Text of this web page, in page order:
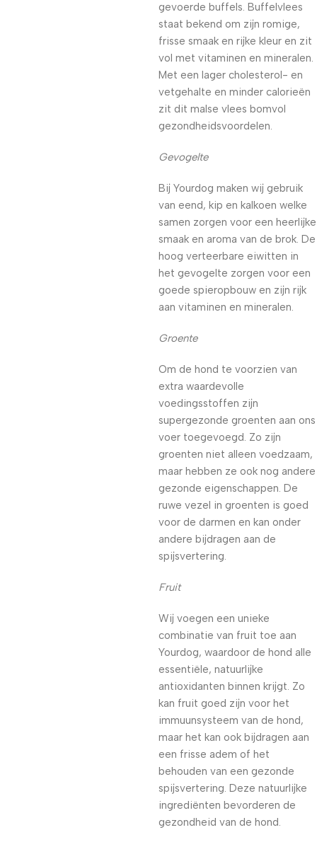
gevoerde buffels. Buffelvlees
staat bekend om zijn romige,
frisse smaak en rijke kleur en zit
vol met vitaminen en mineralen.
Met een lager cholesterol- en
vetgehalte en minder calorieën
zit dit malse vlees bomvol
gezondheidsvoordelen.
Gevogelte
Bij Yourdog maken wij gebruik
van eend, kip en kalkoen welke
samen zorgen voor een heerlijke
smaak en aroma van de brok. De
hoog verteerbare eiwitten in
het gevogelte zorgen voor een
goede spieropbouw en zijn rijk
aan vitaminen en mineralen.
Groente
Om de hond te voorzien van
extra waardevolle
voedingsstoffen zijn
supergezonde groenten aan ons
voer toegevoegd. Zo zijn
groenten niet alleen voedzaam,
maar hebben ze ook nog andere
gezonde eigenschappen. De
ruwe vezel in groenten is goed
voor de darmen en kan onder
andere bijdragen aan de
spijsvertering.
Fruit
Wij voegen een unieke
combinatie van fruit toe aan
Yourdog, waardoor de hond alle
essentiële, natuurlijke
antioxidanten binnen krijgt. Zo
kan fruit goed zijn voor het
immuunsysteem van de hond,
maar het kan ook bijdragen aan
een frisse adem of het
behouden van een gezonde
spijsvertering. Deze natuurlijke
ingrediënten bevorderen de
gezondheid van de hond.